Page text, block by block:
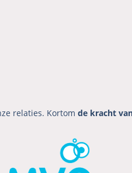
relaties. Kortom de kracht